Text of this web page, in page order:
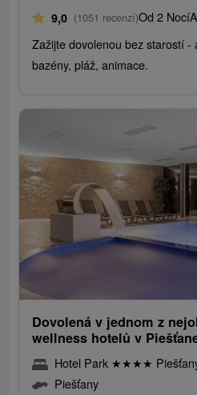
9,0 (1051 recenzí)Od 2 Nocí
Zažijte dovolenou bez starostí -
bazény, pláž, animace.
Dovolená v jednom z
wellness hotelů v
Hotel Park ★★★★
Piešťany